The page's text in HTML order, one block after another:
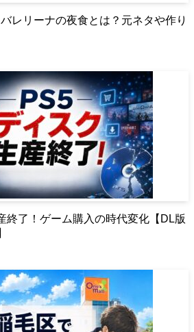
バレリーナの夜食とは？元ネタや作り
終了！ゲーム購入の時代変化【DL版